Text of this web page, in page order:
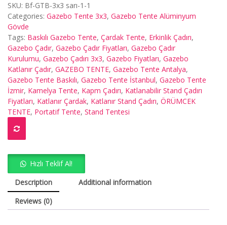
SKU: Bf-GTB-3x3 sarı-1-1
Categories: Gazebo Tente 3x3, Gazebo Tente Alüminyum
Gövde
Tags: Baskılı Gazebo Tente, Çardak Tente, Erkinlik Çadırı,
Gazebo Çadır, Gazebo Çadır Fiyatları, Gazebo Çadır
Kurulumu, Gazebo Çadırı 3x3, Gazebo Fiyatları, Gazebo
Katlanır Çadır, GAZEBO TENTE, Gazebo Tente Antalya,
Gazebo Tente Baskılı, Gazebo Tente İstanbul, Gazebo Tente
İzmir, Kamelya Tente, Kapm Çadırı, Katlanabilir Stand Çadırı
Fiyatları, Katlanır Çardak, Katlanır Stand Çadırı, ÖRÜMCEK
TENTE, Portatif Tente, Stand Tentesi
Hızlı Teklif Al!
Description
Additional information
Reviews (0)